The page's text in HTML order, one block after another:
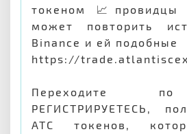
токеном 📈провидцы
может повторить
Binance и ей подобные
https://
Переходите
РЕГИСТРИРУЕТЕСЬ,
ATC токенов,